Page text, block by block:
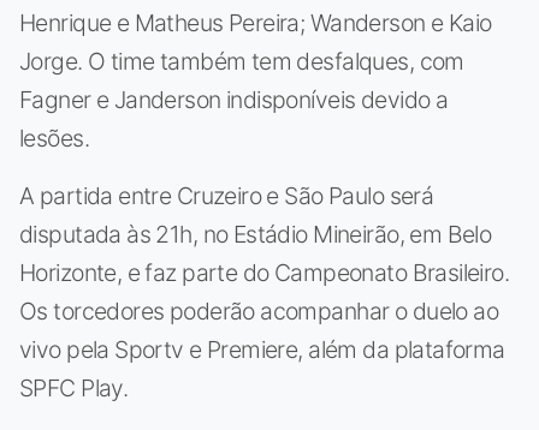
Henrique e Matheus Pereira; Wanderson e Kaio
Jorge. O time também tem desfalques, com
Fagner e Janderson indisponíveis devido a
lesões.
A partida entre Cruzeiro e São Paulo será
disputada às 21h, no Estádio Mineirão, em Belo
Horizonte, e faz parte do Campeonato Brasileiro.
Os torcedores poderão acompanhar o duelo ao
vivo pela Sportv e Premiere, além da plataforma
SPFC Play.